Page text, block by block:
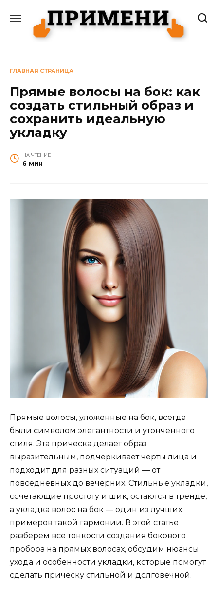
содержанию
ГЛАВНАЯ СТРАНИЦА
Прямые волосы на бок: как
создать стильный образ и
сохранить идеальную
укладку
НА ЧТЕНИЕ
6 мин
Прямые волосы, уложенные на бок, всегда
были символом элегантности и утонченного
стиля. Эта прическа делает образ
выразительным, подчеркивает черты лица и
подходит для разных ситуаций — от
повседневных до вечерних. Стильные укладки,
сочетающие простоту и шик, остаются в тренде,
а укладка волос на бок — один из лучших
примеров такой гармонии. В этой статье
разберем все тонкости создания бокового
пробора на прямых волосах, обсудим нюансы
ухода и особенности укладки, которые помогут
сделать прическу стильной и долговечной.